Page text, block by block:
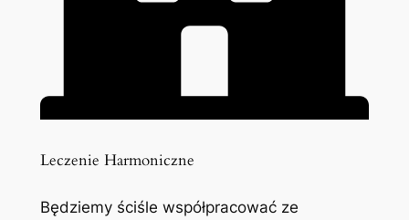
Leczenie Harmoniczne
Będziemy ściśle współpracować ze